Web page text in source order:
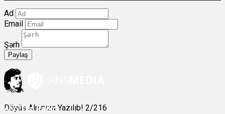
Ad
Email
Şərh
Paylaş
Döyüş Alnınıza Yazılıb! 2/216
ANSÇM Radio